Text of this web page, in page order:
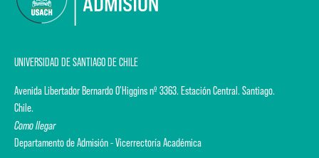
UNIVERSIDAD DE SANTIAGO DE CHILE
Avenida Libertador Bernardo O'Higgins nº 3363. Estación Central. Santiago.
Chile.
Como llegar
Departamento de Admisión - Vicerrectoría Académica